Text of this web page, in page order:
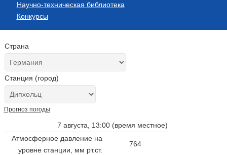
Научно-техническая библиотека
Конкурсы
Страна
Станция (город)
Прогноз погоды
7 августа, 13:00 (время местное)
Атмосферное давление на
уровне станции, мм рт.ст.
764